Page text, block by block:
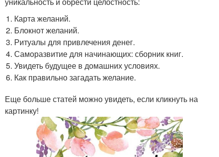
Карта желаний.
Блокнот желаний.
Ритуалы для привлечения денег.
Саморазвитие для начинающих: сборник книг.
Увидеть будущее в домашних условиях.
Как правильно загадать желание.
Еще больше статей можно увидеть, если кликнуть на
картинку!